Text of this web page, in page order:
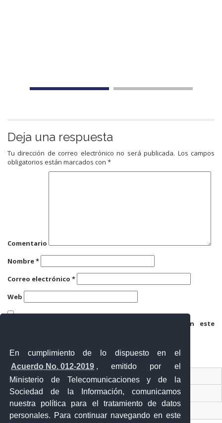
En cumplimiento de lo dispuesto en el
Acuerdo No. 012-2019 , emitido por el
Ministerio de Telecomunicaciones y de la
Sociedad de la Información, comunicamos
nuestra política para el tratamiento de datos
personales. Para continuar navegando en este
Deja una respuesta
Tu dirección de correo electrónico no será publicada. Los campos
obligatorios están marcados con *
Comentario
Nombre*
Correo electrónico *
Web
Guarda mi nombre, correo electrónico y web en este
Contacto Ciudadano
Ventanilla Única de Comercio Exterior
Sistema Nacional de Información (SNI)